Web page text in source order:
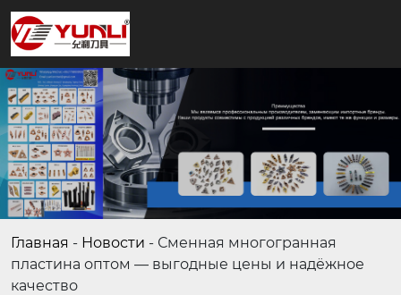
Главная - Новости - Сменная многогранная
пластина оптом — выгодные цены и надёжное
качество